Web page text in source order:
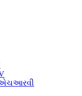
એચઆરવી